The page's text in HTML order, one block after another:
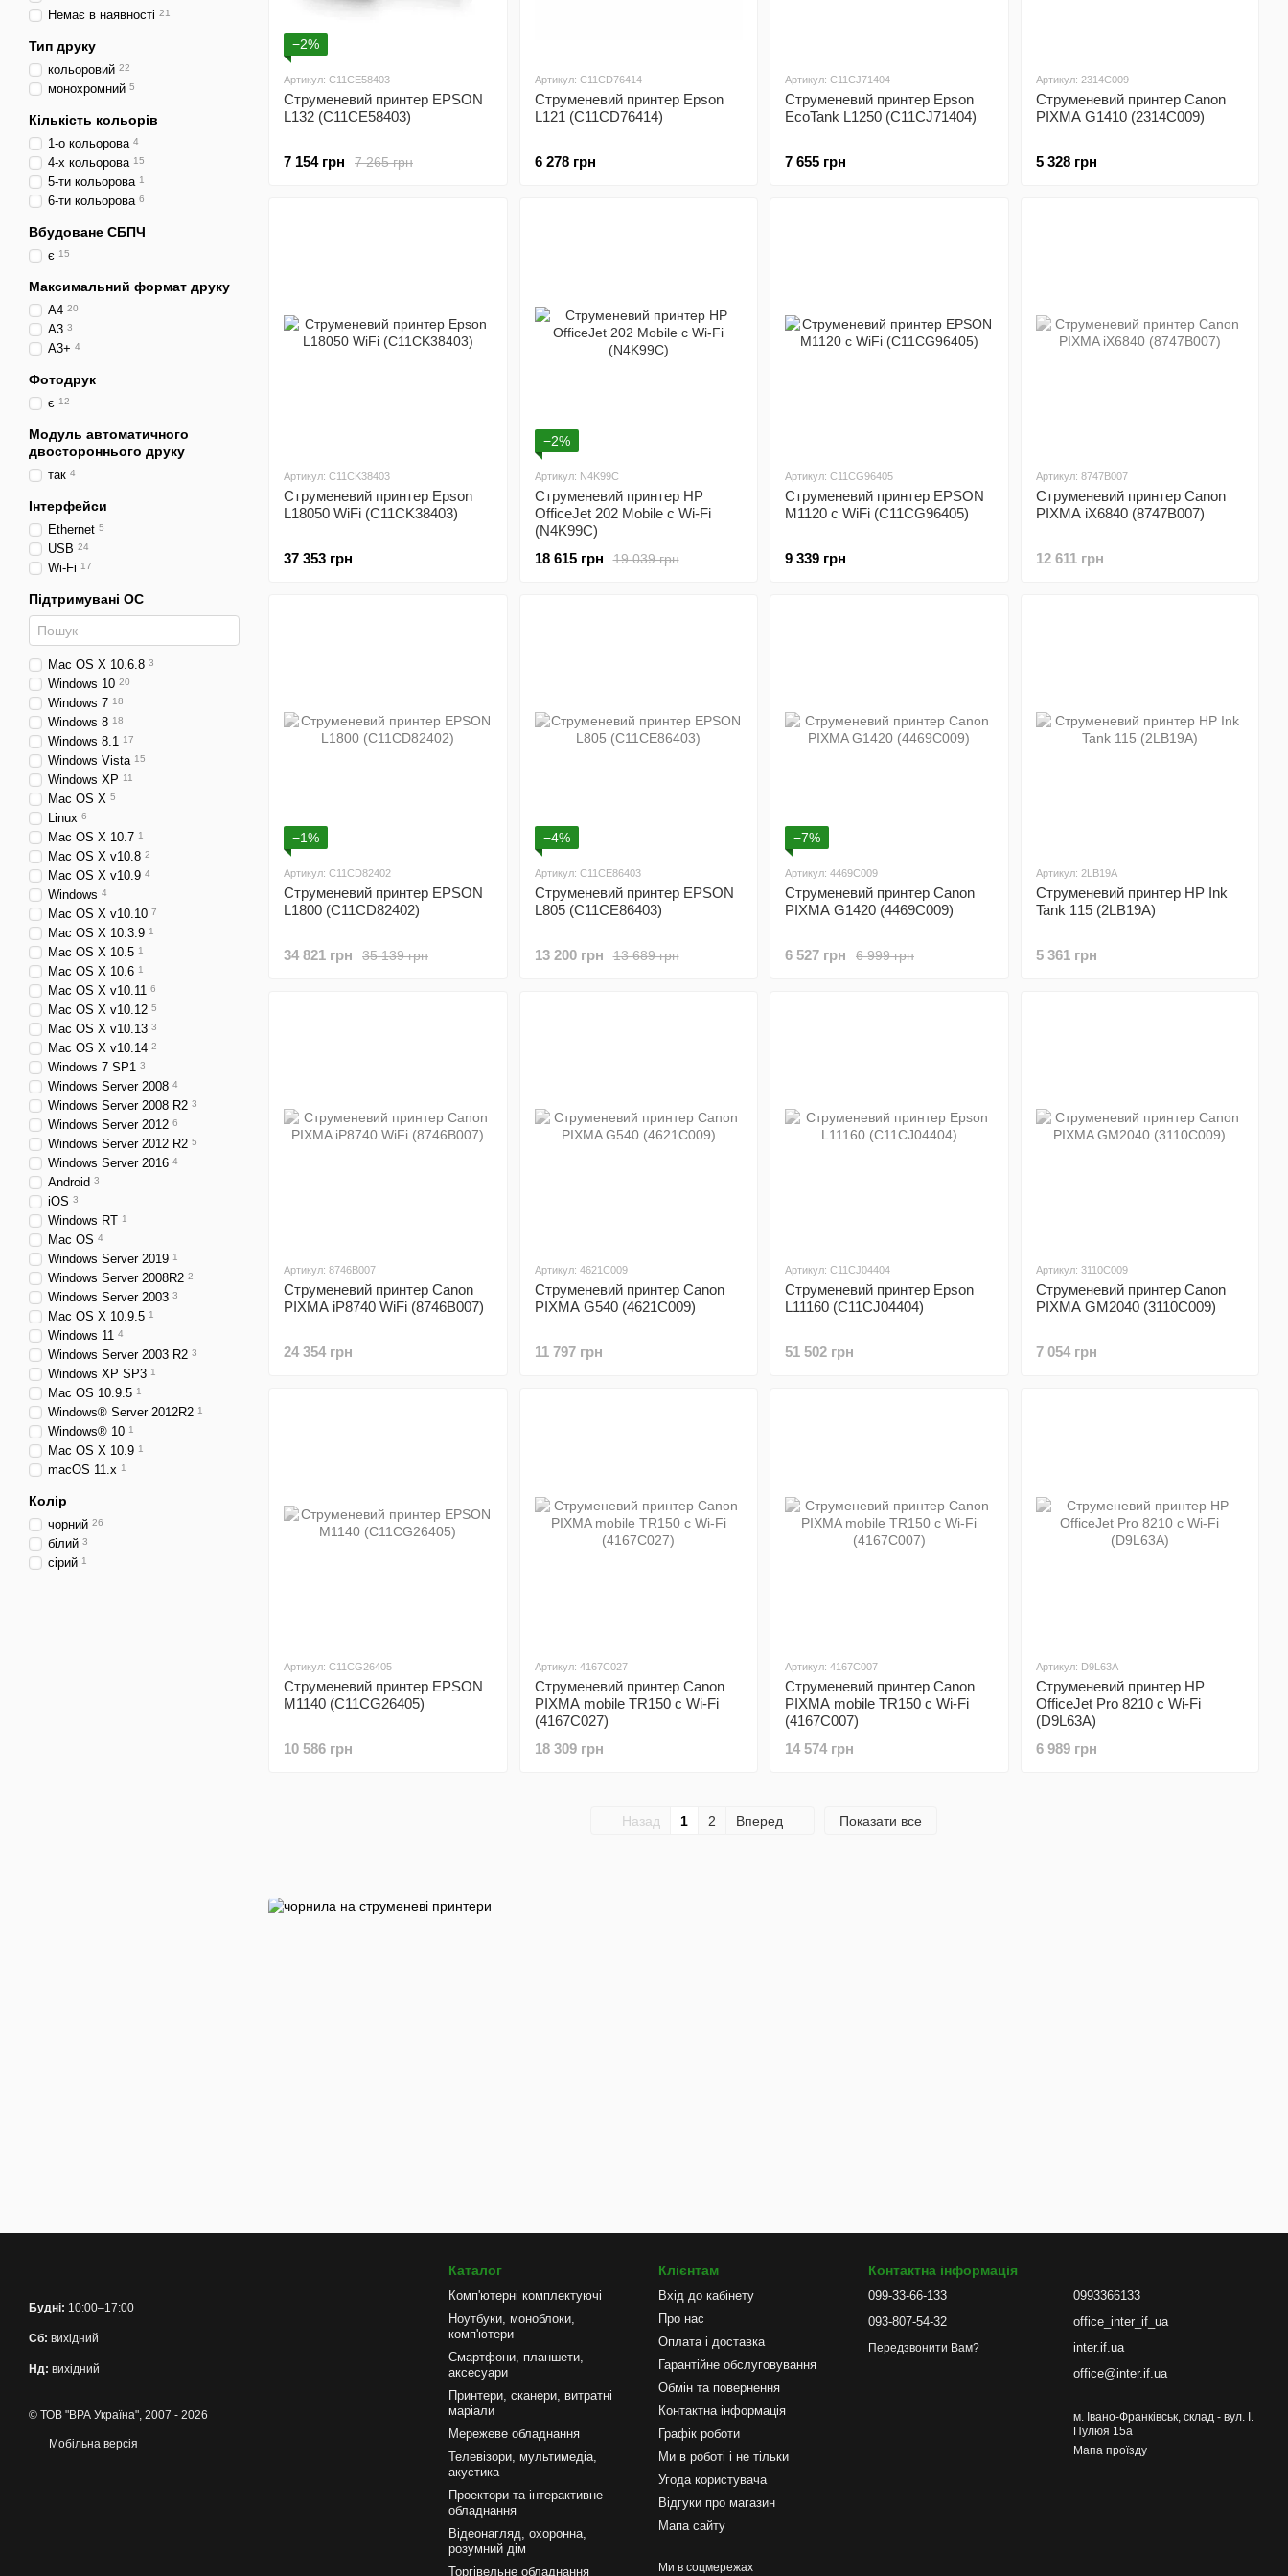
−2%
Артикул: C11CE58403
Струменевий принтер EPSON
L132 (C11CE58403)
7 265 грн
7 154 грн
Артикул: C11CD76414
Струменевий принтер Epson
L121 (C11CD76414)
6 278 грн
Артикул: C11CJ71404
Струменевий принтер Epson
EcoTank L1250 (C11CJ71404)
7 655 грн
Артикул: 2314C009
Струменевий принтер Canon
PIXMA G1410 (2314C009)
5 328 грн
Артикул: C11CK38403
Струменевий принтер Epson
L18050 WiFi (C11CK38403)
37 353 грн
−2%
Артикул: N4K99C
Струменевий принтер HP
OfficeJet 202 Mobile c Wi-Fi
(N4K99C)
19 039 грн
18 615 грн
Артикул: C11CG96405
Струменевий принтер EPSON
M1120 с WiFi (C11CG96405)
9 339 грн
Артикул: 8747B007
Струменевий принтер Canon
PIXMA iX6840 (8747B007)
12 611 грн
−1%
Артикул: C11CD82402
Струменевий принтер EPSON
L1800 (C11CD82402)
35 139 грн
34 821 грн
−4%
Артикул: C11CE86403
Струменевий принтер EPSON
L805 (C11CE86403)
13 689 грн
13 200 грн
−7%
Артикул: 4469C009
Струменевий принтер Canon
PIXMA G1420 (4469C009)
6 999 грн
6 527 грн
Артикул: 2LB19A
Струменевий принтер HP Ink
Tank 115 (2LB19A)
5 361 грн
Артикул: 8746B007
Струменевий принтер Canon
PIXMA iP8740 WiFi (8746B007)
24 354 грн
Артикул: 4621C009
Струменевий принтер Canon
PIXMA G540 (4621C009)
11 797 грн
Артикул: C11CJ04404
Струменевий принтер Epson
L11160 (C11CJ04404)
51 502 грн
Артикул: 3110C009
Струменевий принтер Canon
PIXMA GM2040 (3110C009)
7 054 грн
Артикул: C11CG26405
Струменевий принтер EPSON
M1140 (C11CG26405)
10 586 грн
Артикул: 4167C027
Струменевий принтер Canon
PIXMA mobile TR150 c Wi-Fi
(4167C027)
18 309 грн
Артикул: 4167C007
Струменевий принтер Canon
PIXMA mobile TR150 c Wi-Fi
(4167C007)
14 574 грн
Артикул: D9L63A
Струменевий принтер HP
OfficeJet Pro 8210 с Wi-Fi
(D9L63A)
6 989 грн
Назад 1 2 Вперед Показати все
Немає в наявності 21
Тип друку
кольоровий 22
монохромний 5
Кількість кольорів
1-о кольорова 4
4-х кольорова 15
5-ти кольорова 1
6-ти кольорова 6
Вбудоване СБПЧ
є 15
Максимальний формат друку
A4 20
A3 3
A3+ 4
Фотодрук
є 12
Модуль автоматичного
двостороннього друку
так 4
Інтерфейси
Ethernet 5
USB 24
Wi-Fi 17
Підтримувані ОС
Mac OS X 10.6.8 3
Windows 10 20
Windows 7 18
Windows 8 18
Windows 8.1 17
Windows Vista 15
Windows XP 11
Mac OS X 5
Linux 6
Mac OS X 10.7 1
Mac OS X v10.8 2
Mac OS X v10.9 4
Windows 4
Mac OS X v10.10 7
Mac OS X 10.3.9 1
Mac OS X 10.5 1
Mac OS X 10.6 1
Mac OS X v10.11 6
Mac OS X v10.12 5
Mac OS X v10.13 3
Mac OS X v10.14 2
Windows 7 SP1 3
Windows Server 2008 4
Windows Server 2008 R2 3
Windows Server 2012 6
Windows Server 2012 R2 5
Windows Server 2016 4
Android 3
iOS 3
Windows RT 1
Mac OS 4
Windows Server 2019 1
Windows Server 2008R2 2
Windows Server 2003 3
Mac OS X 10.9.5 1
Windows 11 4
Windows Server 2003 R2 3
Windows XP SP3 1
Mac OS 10.9.5 1
Windows® Server 2012R2 1
Windows® 10 1
Mac OS X 10.9 1
macOS 11.x 1
Колір
чорний 26
білий 3
сірий 1
Будні: 10:00–17:00
Сб: вихідний
Нд: вихідний
© ТОВ "ВРА Україна", 2007 - 2026
Мобільна версія
Каталог
Комп'ютерні комплектуючі
Ноутбуки, моноблоки,
комп'ютери
Смартфони, планшети,
аксесуари
Принтери, сканери, витратні
маріали
Мережеве обладнання
Телевізори, мультимедіа,
акустика
Проектори та інтерактивне
обладнання
Відеонагляд, охоронна,
розумний дім
Торгівельне обладнання
Клієнтам
Вхід до кабінету
Про нас
Оплата і доставка
Гарантійне обслуговування
Обмін та повернення
Контактна інформація
Графік роботи
Ми в роботі і не тільки
Угода користувача
Відгуки про магазин
Мапа сайту
Ми в соцмережах
Контактна інформація
099-33-66-133
093-807-54-32
Передзвонити Вам?
0993366133
office_inter_if_ua
inter.if.ua
office@inter.if.ua
м. Івано-Франківськ, склад - вул. І.
Пулюя 15а
Мапа проїзду